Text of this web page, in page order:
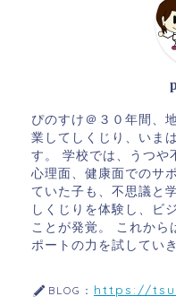
ぴのすけ＠３０年間、
業してしくじり、いま
す。 学校では、うつや
心理面、健康面でのサ
ていた子も、不思議と
しくじりを体験し、ビ
ことが発覚。 これから
ポートの力を試してい
BLOG： https://